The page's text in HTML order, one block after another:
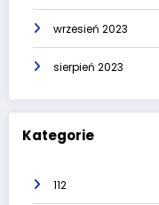
wrzesień 2023
sierpień 2023
Kategorie
112